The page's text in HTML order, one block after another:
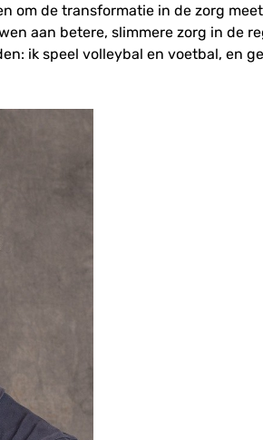
om de transformatie in de zorg
aan betere, slimmere zorg in de
ik speel volleybal en voetbal, en